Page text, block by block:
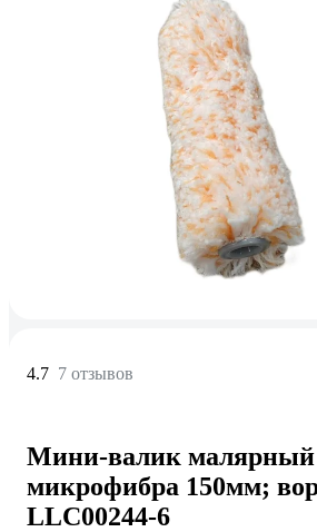
4.7 7 отзывов
Мини-валик малярный
микрофибра 150мм;
LLC00244-6